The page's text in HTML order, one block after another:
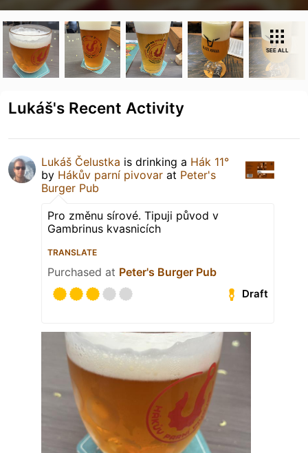
SEE ALL
Lukáš's Recent Activity
Lukáš Čelustka is drinking a Hák 11°
by Hákův parní pivovar at Peter's
Burger Pub
Pro změnu sírové. Tipuji původ v
Gambrinus kvasnicích
TRANSLATE
Purchased at Peter's Burger Pub
Draft